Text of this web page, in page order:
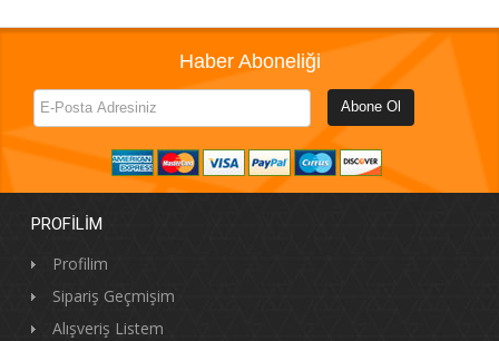
Haber Aboneliği
Abone Ol
PROFILIM
Profilim
Sipariş Geçmişim
Alışveriş Listem